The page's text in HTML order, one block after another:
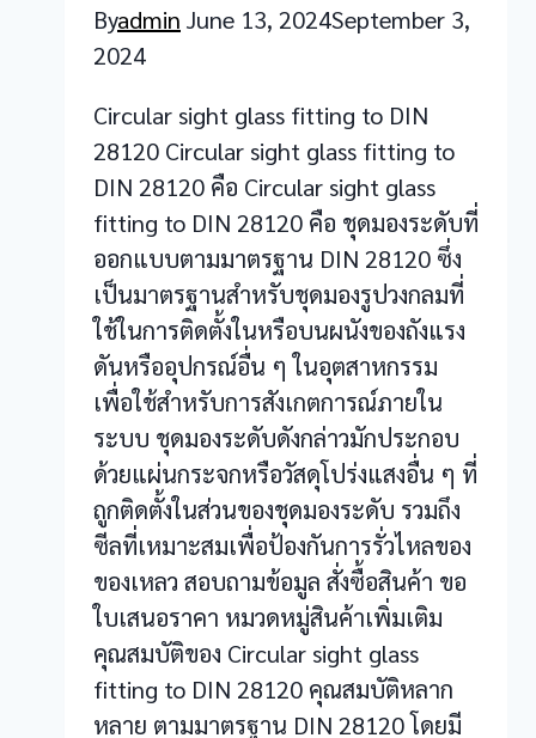
Byadmin June 13, 2024September 3,
2024
Circular sight glass fitting to DIN
28120 Circular sight glass fitting to
DIN 28120 คือ Circular sight glass
fitting to DIN 28120 คือ ชุดมองระดับที่
ออกแบบตามมาตรฐาน DIN 28120 ซึ่ง
เป็นมาตรฐานสำหรับชุดมองรูปวงกลมที่
ใช้ในการติดตั้งในหรือบนผนังของถังแรง
ดันหรืออุปกรณ์อื่น ๆ ในอุตสาหกรรม
เพื่อใช้สำหรับการสังเกตการณ์ภายใน
ระบบ ชุดมองระดับดังกล่าวมักประกอบ
ด้วยแผ่นกระจกหรือวัสดุโปร่งแสงอื่น ๆ ที่
ถูกติดตั้งในส่วนของชุดมองระดับ รวมถึง
ซีลที่เหมาะสมเพื่อป้องกันการรั่วไหลของ
ของเหลว สอบถามข้อมูล สั่งซื้อสินค้า ขอ
ใบเสนอราคา หมวดหมู่สินค้าเพิ่มเติม
คุณสมบัติของ Circular sight glass
fitting to DIN 28120 คุณสมบัติหลาก
หลาย ตามมาตรฐาน DIN 28120 โดยมี